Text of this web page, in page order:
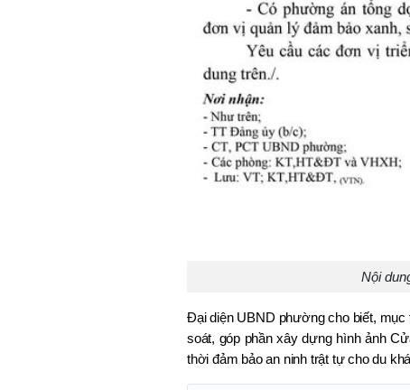
Nội
Đại diện UBND phường cho biết, mục
soát, góp phần xây dựng hình ảnh
thời đảm bảo an ninh trật tự cho du